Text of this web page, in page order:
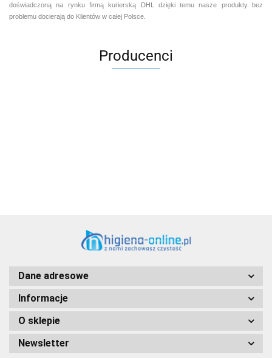
doświadczoną na rynku firmą kurierską DHL dzięki temu nasze produkty bez
problemu docierają do Klientów w całej Polsce.
Producenci
Dane adresowe
Informacje
O sklepie
Newsletter